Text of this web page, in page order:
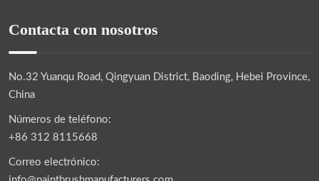
Contacta con nosotros
No.32 Yuanqu Road, Qingyuan District, Baoding, Hebei Province,
China
Números de teléfono:
+86 312 8115668
Correo electrónico: